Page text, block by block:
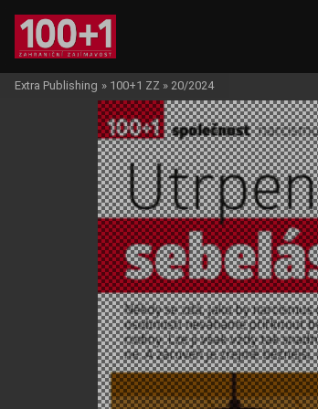
Extra Publishing » 100+1 ZZ » 20/2024